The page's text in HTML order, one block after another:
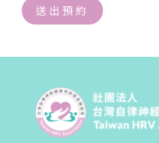
送出預約